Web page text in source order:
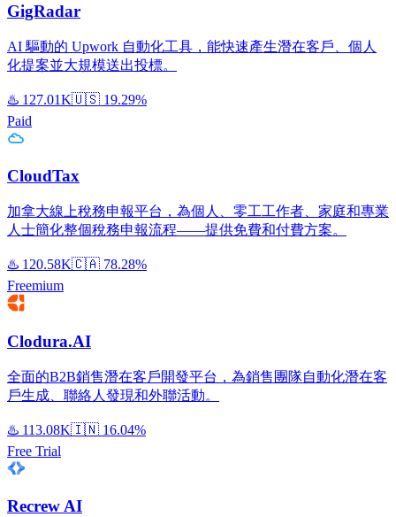
GigRadar
AI 驅動的 Upwork 自動化工具，能快速產生潛在客戶、個人
化提案並大規模送出投標。
♨️ 127.01K🇺🇸 19.29%
Paid
CloudTax
加拿大線上稅務申報平台，為個人、零工工作者、家庭和專業
人士簡化整個稅務申報流程——提供免費和付費方案。
♨️ 120.58K🇨🇦 78.28%
Freemium
Clodura.AI
全面的B2B銷售潛在客戶開發平台，為銷售團隊自動化潛在客
戶生成、聯絡人發現和外聯活動。
♨️ 113.08K🇮🇳 16.04%
Free Trial
Recrew AI